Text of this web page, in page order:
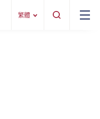
繁體